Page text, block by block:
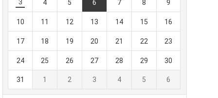
butlletí
al nostre
importa.